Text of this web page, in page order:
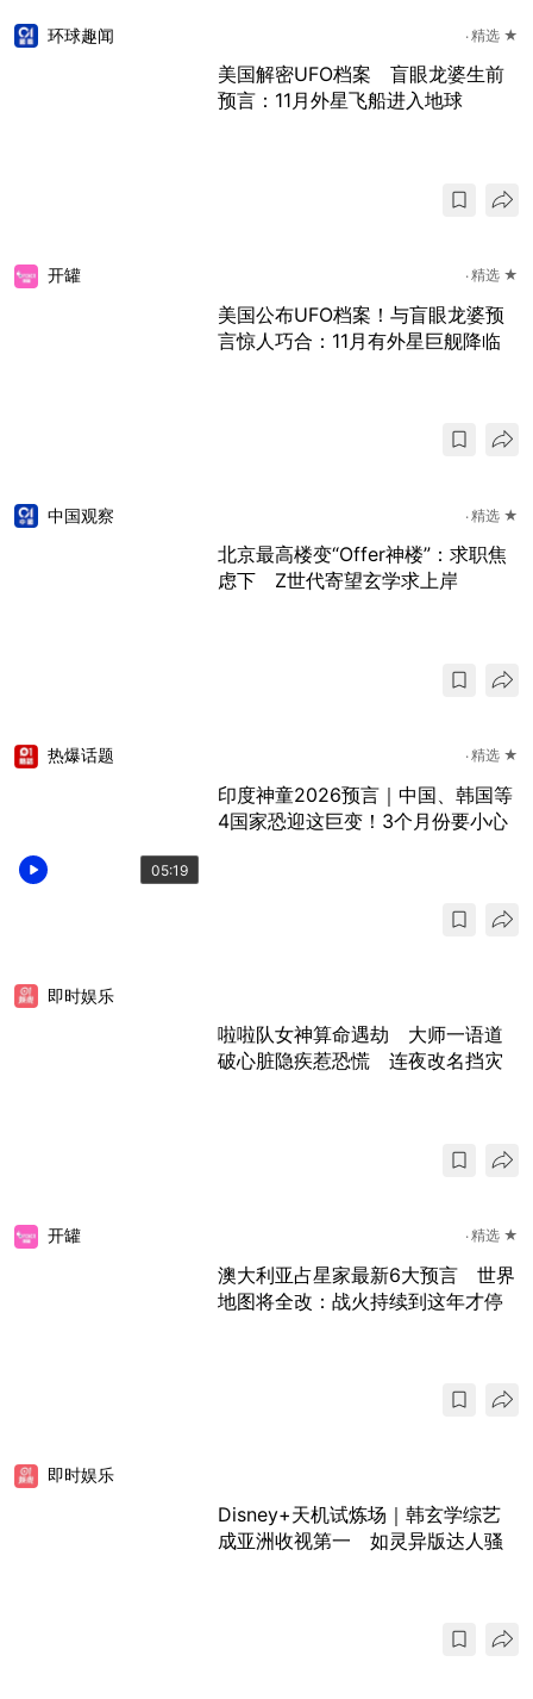
环球趣闻 精选 ★
美国解密UFO档案 盲眼龙婆生前
预言：11月外星飞船进入地球
开罐 精选 ★
美国公布UFO档案！与盲眼龙婆预
言惊人巧合：11月有外星巨舰降临
中国观察 精选 ★
北京最高楼变“Offer神楼”：求职焦
虑下 Z世代寄望玄学求上岸
05:19
热爆话题 精选 ★
印度神童2026预言｜中国、韩国等
4国家恐迎这巨变！3个月份要小心
即时娱乐
啦啦队女神算命遇劫 大师一语道
破心脏隐疾惹恐慌 连夜改名挡灾
开罐 精选 ★
澳大利亚占星家最新6大预言 世界
地图将全改：战火持续到这年才停
即时娱乐
Disney+天机试炼场｜韩玄学综艺
成亚洲收视第一 如灵异版达人骚